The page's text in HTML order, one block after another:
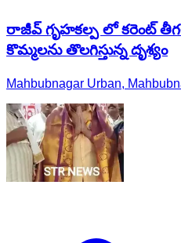
రాజీవ్ గృహకల్ప లో కరెంట్
కొమ్మలను తొలగిస్తున్న దృశ్యం
Mahbubnagar Urban,